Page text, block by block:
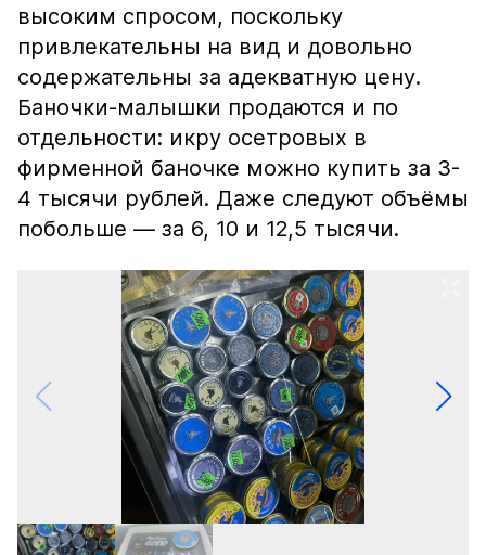
высоким спросом, поскольку
привлекательны на вид и довольно
содержательны за адекватную цену.
Баночки-малышки продаются и по
отдельности: икру осетровых в
фирменной баночке можно купить за 3-
4 тысячи рублей. Даже следуют объёмы
побольше — за 6, 10 и 12,5 тысячи.